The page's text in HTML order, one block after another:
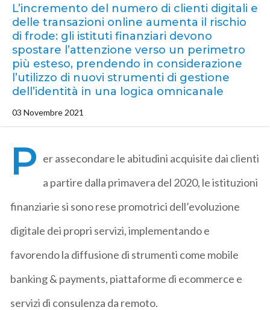
L’incremento del numero di clienti digitali e
delle transazioni online aumenta il rischio
di frode: gli istituti finanziari devono
spostare l’attenzione verso un perimetro
più esteso, prendendo in considerazione
l’utilizzo di nuovi strumenti di gestione
dell’identità in una logica omnicanale
03 Novembre 2021
P er assecondare le abitudini acquisite dai clienti
a partire dalla primavera del 2020, le istituzioni
finanziarie si sono rese promotrici dell’evoluzione
digitale dei propri servizi, implementando e
favorendo la diffusione di strumenti come mobile
banking & payments, piattaforme di ecommerce e
servizi di consulenza da remoto.